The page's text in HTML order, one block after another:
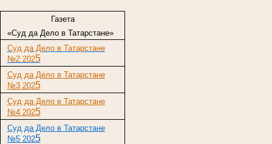
Газета
«Суд да Дело в Татарстане»
Суд да Дело в Татарстане
№2 2025
Суд да Дело в Татарстане
№3 2025
Суд да Дело в Татарстане
№4 2025
Суд да Дело в Татарстане
№5 2025